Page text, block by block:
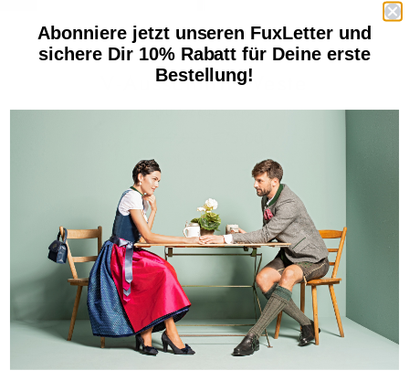
MAERZ
V-Ausschnitt Weste
SKU 676600-marine
inkl. MwSt. zzgl. Versandkosten
Größe
EU 46
EU 50 EU 52
Menge
− +
Abonniere jetzt unseren FuxLetter und
sichere Dir 10% Rabatt für Deine erste
Bestellung!